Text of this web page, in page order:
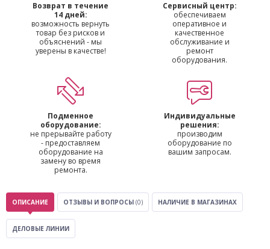
Возврат в течение
14 дней:
возможность вернуть
товар без рисков и
объяснений - мы
уверены в качестве!
Сервисный центр:
обеспечиваем
оперативное и
качественное
обслуживание и
ремонт
оборудования.
Подменное
оборудование:
не прерывайте работу
- предоставляем
оборудование на
замену во время
ремонта.
Индивидуальные
решения:
производим
оборудование по
вашим запросам.
ОПИСАНИЕ ОТЗЫВЫ И ВОПРОСЫ (0) НАЛИЧИЕ В МАГАЗИНАХ
ДЕЛОВЫЕ ЛИНИИ